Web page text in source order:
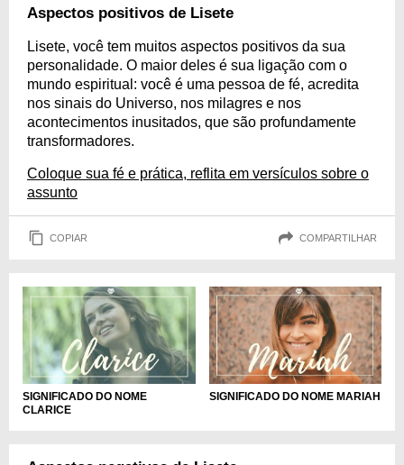
Aspectos positivos de Lisete
Lisete, você tem muitos aspectos positivos da sua
personalidade. O maior deles é sua ligação com o
mundo espiritual: você é uma pessoa de fé, acredita
nos sinais do Universo, nos milagres e nos
acontecimentos inusitados, que são profundamente
transformadores.
Coloque sua fé e prática, reflita em versículos sobre o
assunto
COPIAR COMPARTILHAR
SIGNIFICADO DO NOME
CLARICE
SIGNIFICADO DO NOME MARIAH